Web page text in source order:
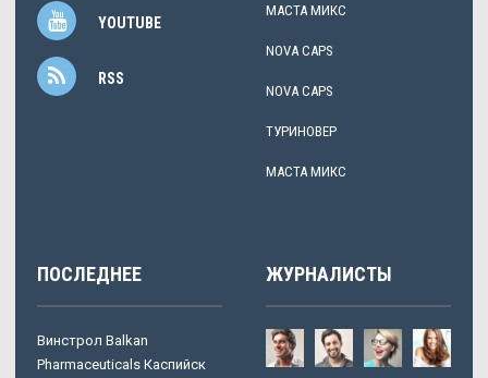
YOUTUBE
RSS
МАСТА МИКС
NOVA CAPS
NOVA CAPS
ТУРИНОВЕР
МАСТА МИКС
ПОСЛЕДНЕЕ
Винстрол Balkan
Pharmaceuticals Каспийск
ЖУРНАЛИСТЫ